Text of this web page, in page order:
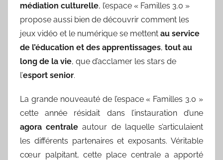
médiation culturelle, l’espace « Familles 3.0 »
propose aussi bien de découvrir comment les
jeux vidéo et le numérique se mettent au service
de l’éducation et des apprentissages, tout au
long de la vie, que d’acclamer les stars de
l’esport senior.
La grande nouveauté de l’espace « Familles 3.0 »
cette année résidait dans l’instauration d’une
agora centrale autour de laquelle s’articulaient
les différents partenaires et exposants. Véritable
cœur palpitant, cette place centrale a apporté